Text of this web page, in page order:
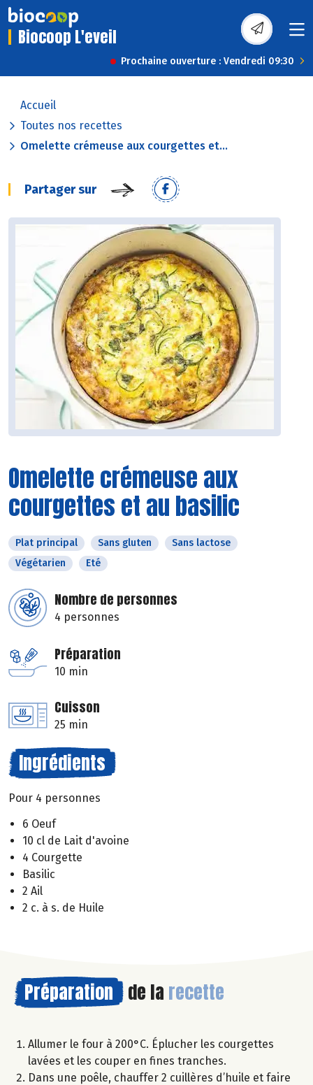
Biocoop L'eveil
Prochaine ouverture : Vendredi 09:30
Accueil
Toutes nos recettes
Omelette crémeuse aux courgettes et...
Partager sur
Omelette crémeuse aux
courgettes et au basilic
Plat principal Sans gluten
Sans lactose
Végétarien
Eté
Nombre de personnes
4 personnes
Préparation
10 min
Cuisson
25 min
Ingrédients
Pour 4 personnes
6 Oeuf
10 cl de Lait d'avoine
4 Courgette
Basilic
2 Ail
2 c. à s. de Huile
Préparation de la recette
Allumer le four à 200°C. Éplucher les courgettes
lavées et les couper en fines tranches.
Dans une poêle, chauffer 2 cuillères d’huile et faire